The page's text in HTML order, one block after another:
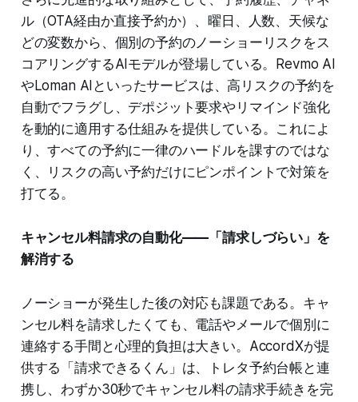
ル（OTA経由か直接予約か）、曜日、人数、天候な
どの変数から、個別の予約のノーショーリスクをス
コアリングするAIモデルが登場している。Revmo AI
やLoman AIといったサービスは、高リスクの予約を
自動でフラグし、デポジット要求やリマインド強化
を動的に適用する仕組みを提供している。これによ
り、すべての予約に一律のハードルを課すのではな
く、リスクの高い予約だけにピンポイントで対策を
打てる。
キャンセル料請求の自動化——「請求しづらい」を
解消する
ノーショーが発生した後の対応も課題である。キャ
ンセル料を請求したくても、電話やメールで個別に
連絡する手間と心理的負担は大きい。AccordXが提
供する「請求できるくん」は、トレタ予約台帳と連
携し、わずか30秒でキャンセル料の請求手続きを完